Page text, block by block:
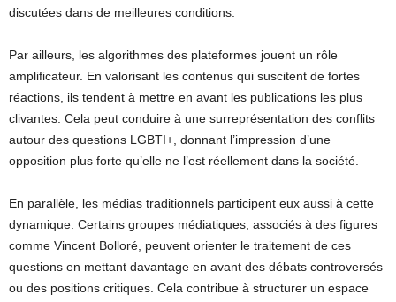
discutées dans de meilleures conditions.
Par ailleurs, les algorithmes des plateformes jouent un rôle
amplificateur. En valorisant les contenus qui suscitent de fortes
réactions, ils tendent à mettre en avant les publications les plus
clivantes. Cela peut conduire à une surreprésentation des conflits
autour des questions LGBTI+, donnant l’impression d’une
opposition plus forte qu’elle ne l’est réellement dans la société.
En parallèle, les médias traditionnels participent eux aussi à cette
dynamique. Certains groupes médiatiques, associés à des figures
comme Vincent Bolloré, peuvent orienter le traitement de ces
questions en mettant davantage en avant des débats controversés
ou des positions critiques. Cela contribue à structurer un espace